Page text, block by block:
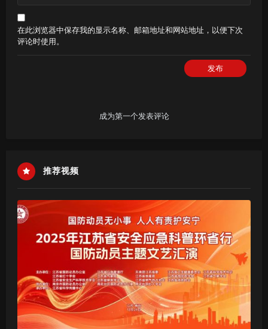
在此浏览器中保存我的显示名称、邮箱地址和网站地址，以便下次
评论时使用。
发布
成为第一个发表评论
推荐视频